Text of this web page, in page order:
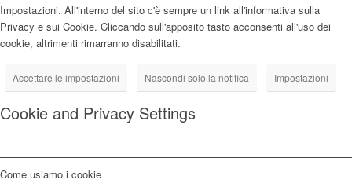
Impostazioni. All'interno del sito c'è sempre un link all'informativa sulla
Privacy e sui Cookie. Cliccando sull'apposito tasto acconsenti all'uso dei
cookie, altrimenti rimarranno disabilitati.
Accettare le impostazioni Nascondi solo la notifica Impostazioni
Cookie and Privacy Settings
Come usiamo i cookie